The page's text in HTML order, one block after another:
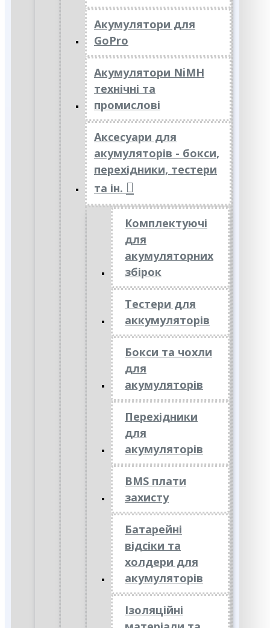
Акумулятори для
GoPro
Акумулятори NiMH
технічні та
промислові
Аксесуари для
акумуляторів - бокси,
перехідники, тестери
та ін.
Комплектуючі
для
акумуляторних
збірок
Тестери для
аккумуляторів
Бокси та чохли
для
акумуляторів
Перехідники
для
акумуляторів
BMS плати
захисту
Батарейні
відсіки та
холдери для
акумуляторів
Ізоляційні